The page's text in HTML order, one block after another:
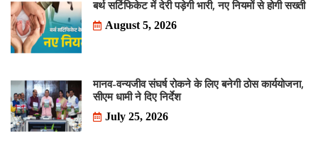
बर्थ सर्टिफिकेट में देरी पड़ेगी भारी, नए नियमों से होगी सख्ती
August 5, 2026
मानव-वन्यजीव संघर्ष रोकने के लिए बनेगी ठोस कार्ययोजना,
सीएम धामी ने दिए निर्देश
July 25, 2026